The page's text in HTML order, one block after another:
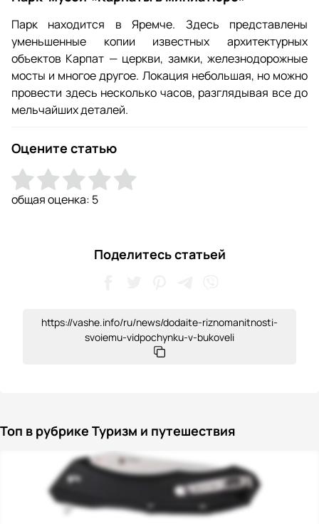
Парк находится в Яремче. Здесь представлены
уменьшенные копии известных архитектурных
объектов Карпат — церкви, замки, железнодорожные
мосты и многое другое. Локация небольшая, но можно
провести здесь несколько часов, разглядывая все до
мельчайших деталей.
Оцените статью
общая оценка: 5
Поделитесь статьей
https://vashe.info/ru/news/dodaite-riznomanitnosti-
svoiemu-vidpochynku-v-bukoveli
Топ в рубрике Туризм и путешествия